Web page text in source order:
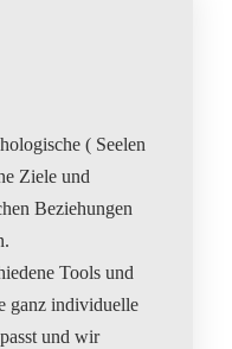
( Seelen
Ziele und
Beziehungen
Tools und
ganz individuelle
und wir